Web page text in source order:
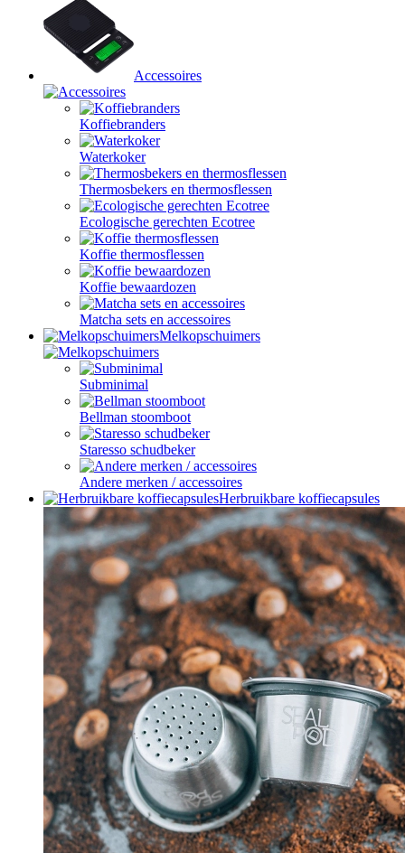
Accessoires
Koffiebranders
Waterkoker
Thermosbekers en thermosflessen
Ecologische gerechten Ecotree
Koffie thermosflessen
Koffie bewaardozen
Matcha sets en accessoires
Melkopschuimers
Subminimal
Bellman stoomboot
Staresso schudbeker
Andere merken / accessoires
Herbruikbare koffiecapsules